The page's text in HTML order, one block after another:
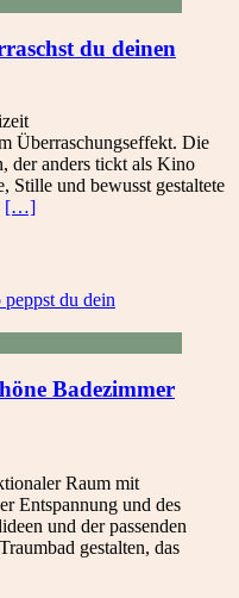
du deinen
Überraschungseffekt. Die
der anders tickt als Kino
Stille und bewusst gestaltete
[…]
Badezimmer
Raum mit
Entspannung und des
und der passenden
gestalten, das